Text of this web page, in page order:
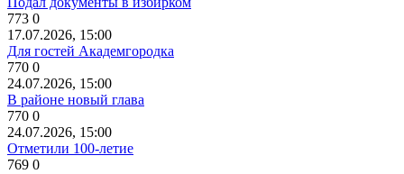
773 0
17.07.2026, 15:00
Для гостей Академгородка
770 0
24.07.2026, 15:00
В районе новый глава
770 0
24.07.2026, 15:00
Отметили 100-летие
769 0